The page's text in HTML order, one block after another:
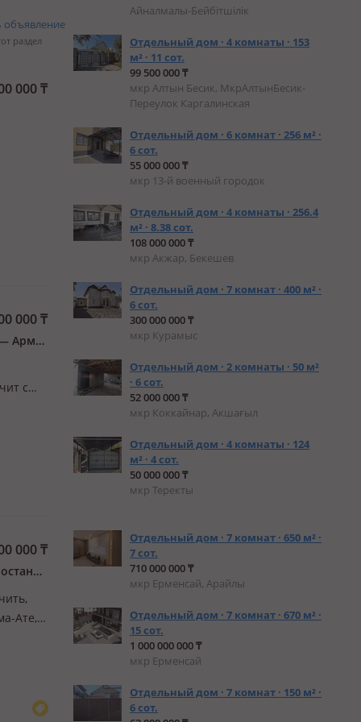
объявление
раздел
000₸
000₸
Ауэзовский р-н, мкр Таугуль, Мкр Таусамалы, Абая, санаторий алатау — Арман 5 3 — Ашимова
с
000₸
Наурызбайский р-н, мкр Калкаман-2, Нурпейсова 139 — С улицы Абая остановка Аспандиярова
Ате, в
Айналмалы-Бейбітшілік
Отдельный дом · 4 комнаты · 153
м² · 11 сот.
99 500 000 ₸
мкр Алтын Бесик, МкрАлтынБесик-
Переулок Каргалинская
Отдельный дом · 6 комнат · 256 м² ·
6 сот.
55 000 000 ₸
мкр 13-й военный городок
Отдельный дом · 4 комнаты · 256.4
м² · 8.38 сот.
108 000 000 ₸
мкр Акжар, Бекешев
Отдельный дом · 7 комнат · 400 м² ·
6 сот.
300 000 000 ₸
мкр Курамыс
Отдельный дом · 2 комнаты · 50 м²
· 6 сот.
52 000 000 ₸
мкр Коккайнар, Акшағыл
Отдельный дом · 4 комнаты · 124
м² · 4 сот.
50 000 000 ₸
мкр Теректы
Отдельный дом · 7 комнат · 650 м² ·
7 сот.
710 000 000 ₸
мкр Ерменсай, Арайлы
Отдельный дом · 7 комнат · 670 м² ·
15 сот.
1 000 000 000 ₸
мкр Ерменсай
Отдельный дом · 7 комнат · 150 м² ·
6 сот.